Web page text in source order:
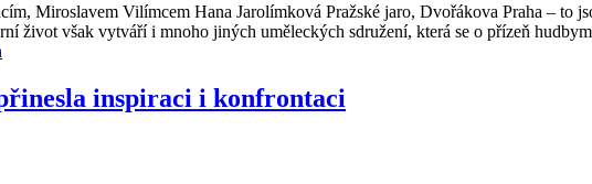
Miroslavem Vilímcem Hana Jarolímková Pražské jaro, Dvořákova Praha – to
život však vytváří i mnoho jiných uměleckých sdružení, která se o přízeň
inspiraci i konfrontaci